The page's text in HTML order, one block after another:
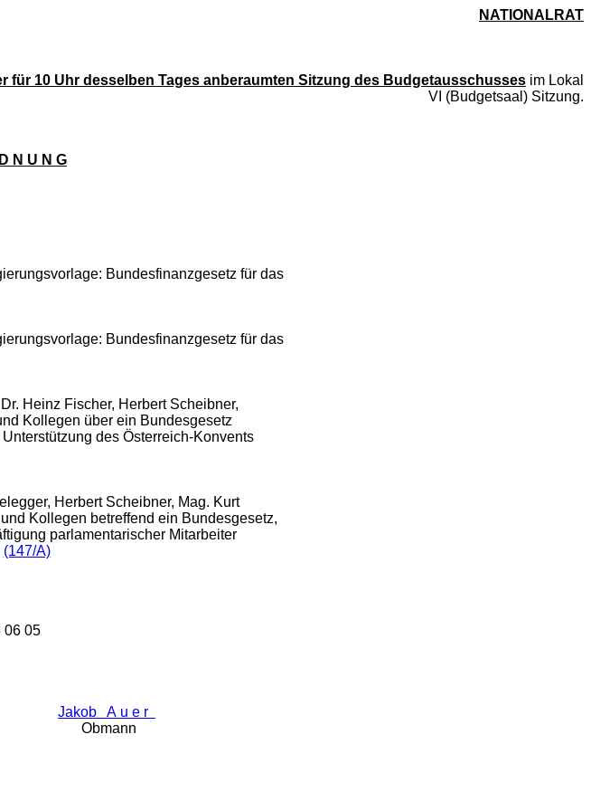
NATIONALRAT
für 10 Uhr desselben Tages anberaumten Sitzung des Budgetausschusses im Lokal
VI (Budgetsaal) Sitzung.
N U N G
Bundesfinanzgesetz für das
Bundesfinanzgesetz für das
Heinz Fischer, Herbert Scheibner,
Kollegen über ein Bundesgesetz
des Österreich-Konvents
Herbert Scheibner, Mag. Kurt
Kollegen betreffend ein Bundesgesetz,
parlamentarischer Mitarbeiter
(147/A)
06 05
Jakob A u e r
Obmann